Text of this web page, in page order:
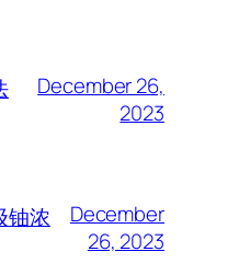
December 26,
2023
铀浓
December
26, 2023